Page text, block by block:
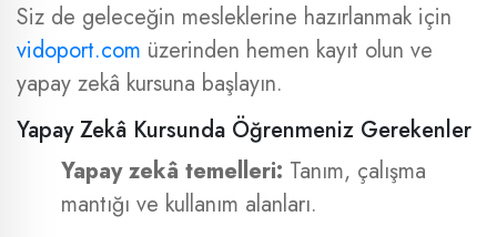
Siz de geleceğin mesleklerine hazırlanmak için
vidoport.com üzerinden hemen kayıt olun ve
yapay zekâ kursuna başlayın.
Yapay Zekâ Kursunda Öğrenmeniz Gerekenler
Yapay zekâ temelleri: Tanım, çalışma
mantığı ve kullanım alanları.